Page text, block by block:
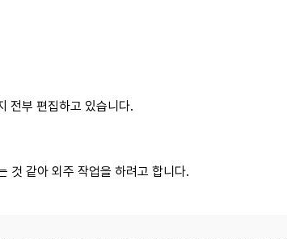
전부 편집하고 있습니다.
것 같아 외주 작업을 하려고 합니다.